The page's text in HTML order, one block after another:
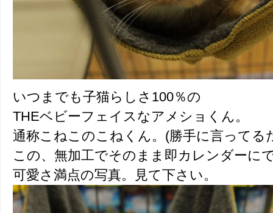
いつまでも子猫らしさ100％の
THEベビーフェイスなアメショくん。
通称こねこのこねくん。(勝手に言ってる
この、無加工でそのまま即カレンダーに
可愛さ満点の写真。見て下さい。